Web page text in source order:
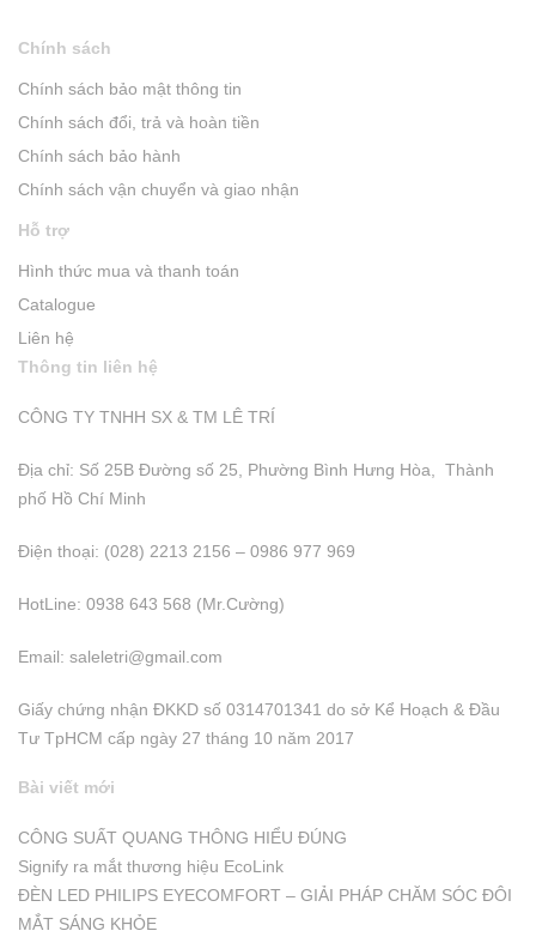
Chính sách
Chính sách bảo mật thông tin
Chính sách đổi, trả và hoàn tiền
Chính sách bảo hành
Chính sách vận chuyển và giao nhận
Hỗ trợ
Hình thức mua và thanh toán
Catalogue
Liên hệ
Thông tin liên hệ
CÔNG TY TNHH SX & TM LÊ TRÍ
Địa chỉ: Số 25B Đường số 25, Phường Bình Hưng Hòa, Thành
phố Hồ Chí Minh
Điện thoại: (028) 2213 2156 – 0986 977 969
HotLine: 0938 643 568 (Mr.Cường)
Email: saleletri@gmail.com
Giấy chứng nhận ĐKKD số 0314701341 do sở Kể Hoạch & Đầu
Tư TpHCM cấp ngày 27 tháng 10 năm 2017
Bài viết mới
CÔNG SUẤT QUANG THÔNG HIỂU ĐÚNG
Signify ra mắt thương hiệu EcoLink
ĐÈN LED PHILIPS EYECOMFORT – GIẢI PHÁP CHĂM SÓC ĐÔI
MẮT SÁNG KHỎE